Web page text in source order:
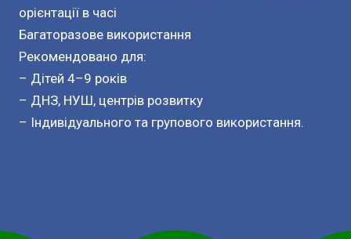
орієнтації в часі
Багаторазове використання
Рекомендовано для:
– Дітей 4–9 років
– ДНЗ, НУШ, центрів розвитку
– Індивідуального та групового використання.